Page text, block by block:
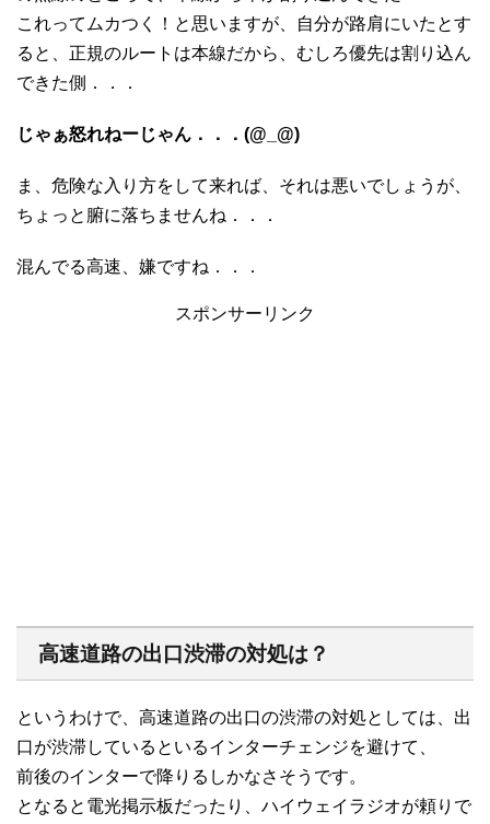
これってムカつく！と思いますが、自分が路肩にいたとす
ると、正規のルートは本線だから、むしろ優先は割り込ん
できた側．．．
じゃぁ怒れねーじゃん．．．(@_@)
ま、危険な入り方をして来れば、それは悪いでしょうが、
ちょっと腑に落ちませんね．．．
混んでる高速、嫌ですね．．．
スポンサーリンク
高速道路の出口渋滞の対処は？
というわけで、高速道路の出口の渋滞の対処としては、出
口が渋滞しているといるインターチェンジを避けて、
前後のインターで降りるしかなさそうです。
となると電光掲示板だったり、ハイウェイラジオが頼りで